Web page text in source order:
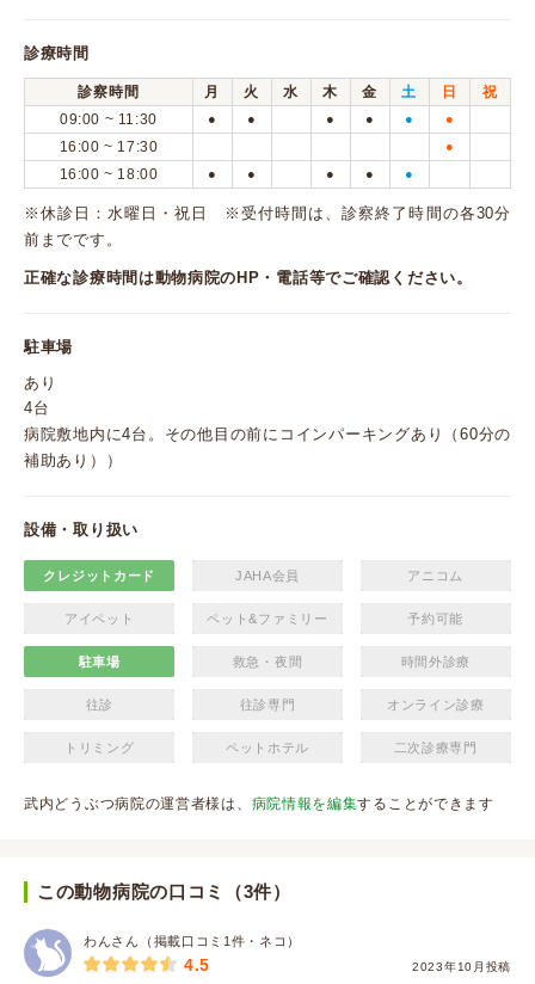
診療時間
診察時間 月 火 水 木 金 土 日
祝
09:00 ~ 11:30
● ● ● ● ● ●
16:00 ~ 17:30 ●
16:00 ~ 18:00 ● ● ● ● ●
※休診日：水曜日・祝日 ※受付時間は、診察終了時間の各30分
前までです。
正確な診療時間は動物病院のHP・電話等でご確認ください。
駐車場
あり
4台
病院敷地内に4台。その他目の前にコインパーキングあり（60分の
補助あり））
設備・取り扱い
クレジットカード JAHA会員 アニコム
アイペット ペット&ファミリー 予約可能
駐車場 救急・夜間 時間外診療
往診 往診専門 オンライン診療
トリミング ペットホテル 二次診療専門
武内どうぶつ病院の運営者様は、 病院情報を編集することができます
この動物病院の口コミ（3件）
わんさん（掲載口コミ1件・ネコ）
2023年10月投稿
4.5